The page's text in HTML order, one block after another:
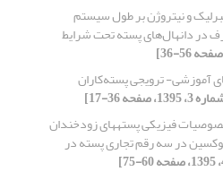
و نیتروژن بر طول سیستم
در دانهال‌‌های پسته تحت شرایط
آموزشی- ترویجی پسته‌کاران
فیزیکی پستههای زودخندان
در سه رقم تجاری پسته در